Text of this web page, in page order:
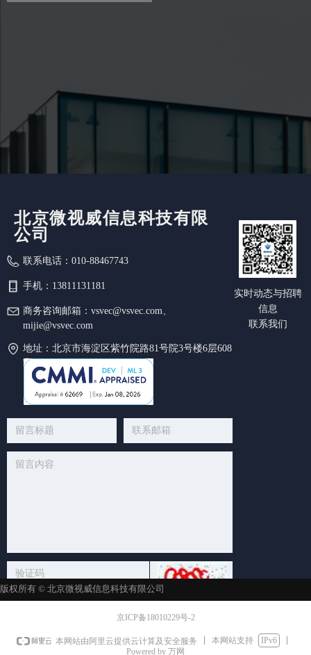
版权所有 © 北京微视威信息科技有限公司
联系电话： 010-88467743
手机： 13811131181
商务咨询邮箱： vsvec@vsvec.com、
mijie@vsvec.com
地址： 北京市海淀区紫竹院路81号院3号楼6层608
室
北京微视威信息科技有限
公司
实时动态与招聘
信息
联系我们
京ICP备18010229号-2
本网站由阿里云提供云计算及安全服务 本网站支持
IPv6
Powered by 万网